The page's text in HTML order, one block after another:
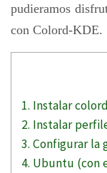
pudieramos
con Colord-KDE.
1. Instalar
2. Instalar
3. Configurar la
4. Ubuntu (con